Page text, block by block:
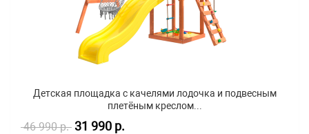
Детская площадка с качелями лодочка и подвесным
плетёным креслом...
46 990 р. 31 990 р.